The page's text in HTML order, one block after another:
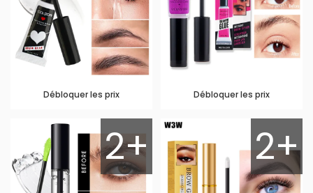
Débloquer les prix Débloquer les prix
2+ 2+